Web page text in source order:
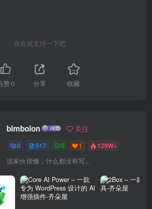
喜欢就支持一下吧
赞0 分享 收藏
blmbolon 关注
0 517 0 1 129W+
这家伙很懒，什么都没有写...